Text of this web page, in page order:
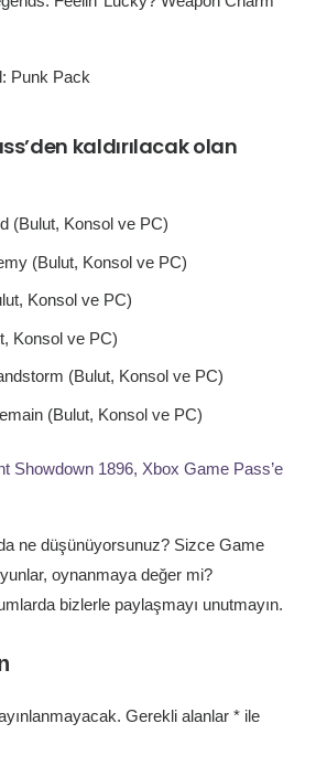
Punk Pack
kaldırılacak olan
(Bulut, Konsol ve PC)
(Bulut, Konsol ve PC)
Konsol ve PC)
Konsol ve PC)
(Bulut, Konsol ve PC)
(Bulut, Konsol ve PC)
Showdown 1896, Xbox Game Pass’e
ne düşünüyorsunuz? Sizce Game
oynanmaya değer mi?
bizlerle paylaşmayı unutmayın.
Gerekli alanlar *ile